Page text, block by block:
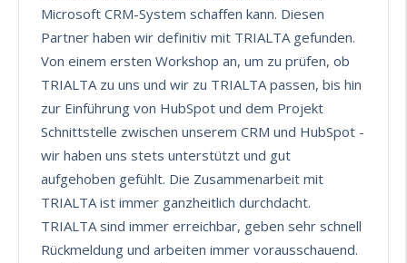
Microsoft CRM-System schaffen kann. Diesen
Partner haben wir definitiv mit TRIALTA gefunden.
Von einem ersten Workshop an, um zu prüfen, ob
TRIALTA zu uns und wir zu TRIALTA passen, bis hin
zur Einführung von HubSpot und dem Projekt
Schnittstelle zwischen unserem CRM und HubSpot -
wir haben uns stets unterstützt und gut
aufgehoben gefühlt. Die Zusammenarbeit mit
TRIALTA ist immer ganzheitlich durchdacht.
TRIALTA sind immer erreichbar, geben sehr schnell
Rückmeldung und arbeiten immer vorausschauend.